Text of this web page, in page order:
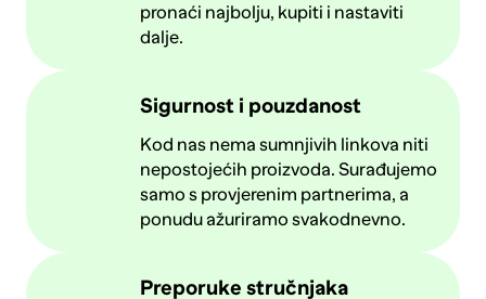
pronaći najbolju, kupiti i nastaviti
dalje.
Sigurnost i pouzdanost
Kod nas nema sumnjivih linkova niti
nepostojećih proizvoda. Surađujemo
samo s provjerenim partnerima, a
ponudu ažuriramo svakodnevno.
Preporuke stručnjaka